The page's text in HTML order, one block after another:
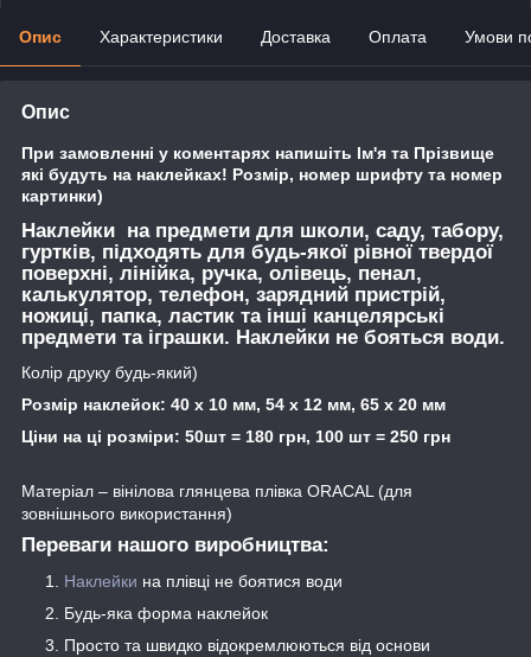
Опис Характеристики Доставка Оплата Умови
Опис
При замовленні у коментарях напишіть Ім'я та Прізвище
які будуть на наклейках! Розмір, номер шрифту та номер
картинки)
Наклейки на предмети для школи, саду, табору,
гуртків, підходять для будь-якої рівної твердої
поверхні, лінійка, ручка, олівець, пенал,
калькулятор, телефон, зарядний пристрій,
ножиці, папка, ластик та інші канцелярські
предмети та іграшки. Наклейки не бояться води.
Колір друку будь-який)
Розмір наклейок: 40 х 10 мм, 54 х 12 мм, 65 х 20 мм
Ціни на ці розміри: 50шт = 180 грн, 100 шт = 250 грн
Матеріал – вінілова глянцева плівка ORACAL (для
зовнішнього використання)
Переваги нашого виробництва:
Наклейки на плівці не боятися води
Будь-яка форма наклейок
Просто та швидко відокремлюються від основи